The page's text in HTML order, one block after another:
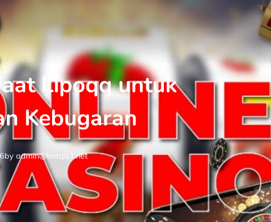
Lipoqq untuk
Kebugaran
by admin@betqq3.net